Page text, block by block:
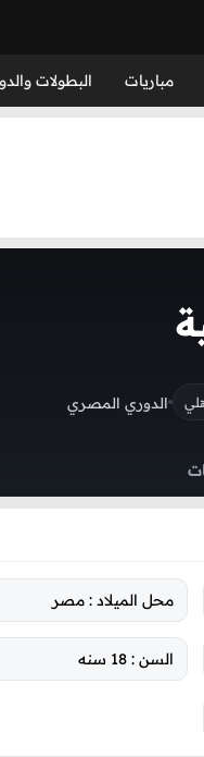
مباريات البطولات
الدوري المصري
محل الميلاد : مصر
السن : 18 سنه